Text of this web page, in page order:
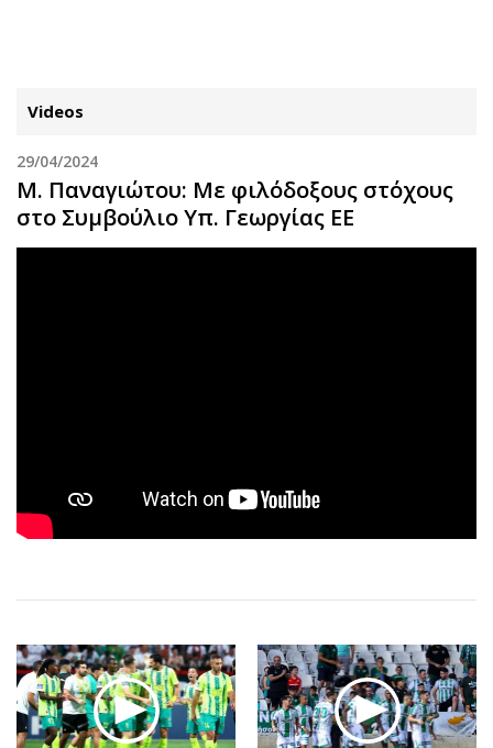
ΚΑΤΗΓΟΡΙΕΣ ΣΥΝΔΕΣΗ
Κύπρος
Αθλητισμός
Κύπρος
Κληρώσεις Allwyn
Οικονομική
Οικονομία
Real Estate
Απόψεις
Geek
Νέα
Αυτοκίνηση
Αφιερώματα
Πολιτική
Οικονομία
Videos
29/04/2024
Μ. Παναγιώτου: Με φιλόδοξους στόχους
στο Συμβούλιο Υπ. Γεωργίας ΕΕ